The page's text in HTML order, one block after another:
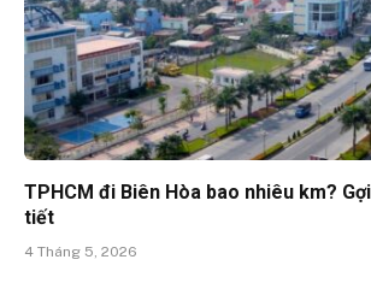
TPHCM đi Biên Hòa bao nhiêu km?
tiết
4 Tháng 5, 2026